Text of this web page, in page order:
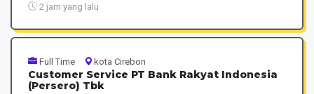
2 jam yang lalu
Full Time kota Cirebon
Customer Service PT Bank Rakyat Indonesia
(Persero) Tbk